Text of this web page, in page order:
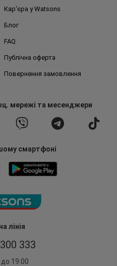
лінія
333
19:00
Кар'єра у Watsons
Блог
FAQ
Публічна оферта
Повернення замовлення
мережі та месенджери
смартфоні